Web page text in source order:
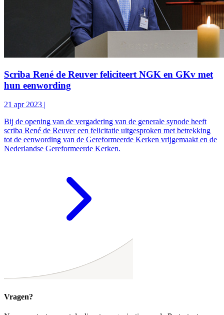
Scriba René de Reuver feliciteert NGK en GKv met
hun eenwording
21 apr 2023 |
Bij de opening van de vergadering van de generale synode heeft
scriba René de Reuver een felicitatie uitgesproken met betrekking
tot de eenwording van de Gereformeerde Kerken vrijgemaakt en de
Nederlandse Gereformeerde Kerken.
Vragen?